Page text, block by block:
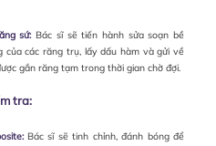
sứ: Bác sĩ sẽ tiến hành sửa soạn bề
của các răng trụ, lấy dấu hàm và gửi về
gắn răng tạm trong thời gian chờ đợi.
tra:
Bác sĩ sẽ tinh chỉnh, đánh bóng để